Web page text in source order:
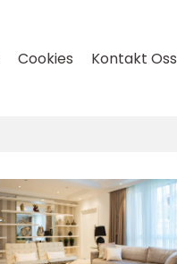
Cookies Kontakt Oss